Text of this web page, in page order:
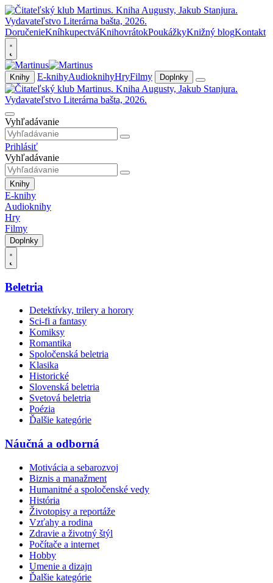
DoručenieKníhkupectváKnihovrátokPoukážkyKnižný blogKontakt
Knihy E-knihyAudioknihyHryFilmy Doplnky
Vyhľadávanie
Prihlásiť
Vyhľadávanie
Knihy
E-knihy
Audioknihy
Hry
Filmy
Doplnky
Beletria
Detektívky, trilery a horory
Sci-fi a fantasy
Komiksy
Romantika
Spoločenská beletria
Klasika
Historické
Slovenská beletria
Svetová beletria
Poézia
Ďalšie kategórie
Náučná a odborná
Motivácia a sebarozvoj
Biznis a manažment
Humanitné a spoločenské vedy
História
Životopisy a reportáže
Vzťahy a rodina
Zdravie a životný štýl
Počítače a internet
Hobby
Umenie a dizajn
Ďalšie kategórie